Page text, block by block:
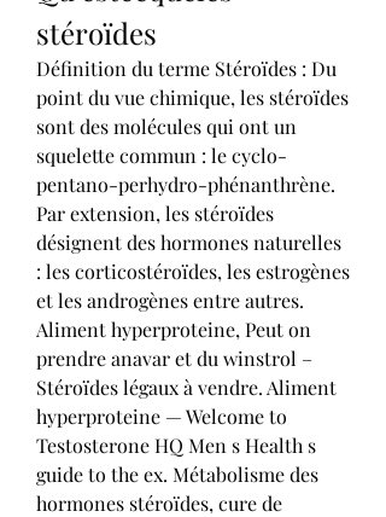
stéroïdes
Définition du terme Stéroïdes : Du
point du vue chimique, les stéroïdes
sont des molécules qui ont un
squelette commun : le cyclo-
pentano-perhydro-phénanthrène.
Par extension, les stéroïdes
désignent des hormones naturelles
: les corticostéroïdes, les estrogènes
et les androgènes entre autres.
Aliment hyperproteine, Peut on
prendre anavar et du winstrol –
Stéroïdes légaux à vendre. Aliment
hyperproteine — Welcome to
Testosterone HQ Men s Health s
guide to the ex. Métabolisme des
hormones stéroïdes, cure de